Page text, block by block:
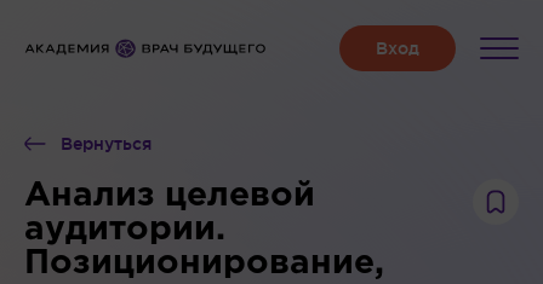
Вернуться
Анализ целевой
аудитории.
Позиционирование,